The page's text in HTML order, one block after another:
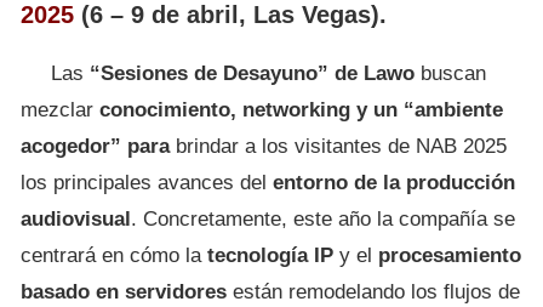
2025 (6 – 9 de abril, Las Vegas).
Las “Sesiones de Desayuno” de Lawo buscan
mezclar conocimiento, networking y un “ambiente
acogedor” parabrindar a los visitantes de NAB 2025
los principales avances del entorno de la producción
audiovisual . Concretamente, este año la compañía se
centrará en cómo la tecnología IP y el procesamiento
basado en servidores están remodelando los flujos de